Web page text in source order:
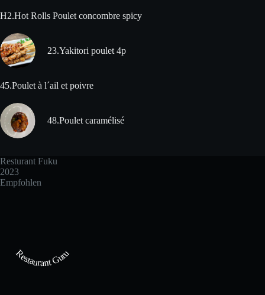
H2.Hot Rolls Poulet concombre spicy
23.Yakitori poulet 4p
45.Poulet à l´ail et poivre
48.Poulet caramélisé
Resturant Fuku
2023
Empfohlen
Restaurant Guru